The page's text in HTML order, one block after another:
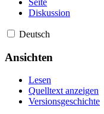
Diskussion
Deutsch
Ansichten
Lesen
Quelltext anzeigen
Versionsgeschichte